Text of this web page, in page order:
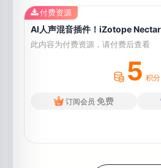
此内容为付费资源，请付费后查看
5 积分
订阅会员 免费
付费资源